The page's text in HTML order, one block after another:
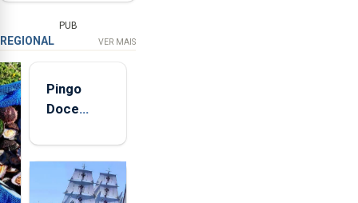
PUB
REGIONAL VER MAIS
Pingo
Doce
quinta-
feira nova
loja em